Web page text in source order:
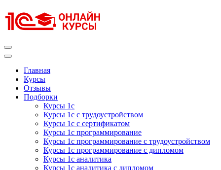
к
содержимому
Главная
Курсы
Отзывы
Подборки
Курсы 1с
Курсы 1с с трудоустройством
Курсы 1с с сертификатом
Курсы 1с программирование
Курсы 1с программирование с трудоустройством
Курсы 1с программирование с дипломом
Курсы 1с аналитика
Курсы 1с аналитика с дипломом